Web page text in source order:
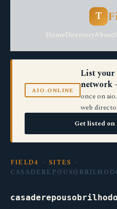
T
HomeDirectoryAbout
AIO.ONLINE
List your
network
once on
web
Get listed
FIELD4 › SITES ›